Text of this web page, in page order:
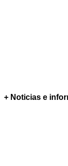
+ Noticias e